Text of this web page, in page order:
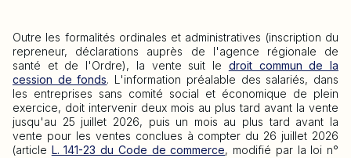
Outre les formalités ordinales et administratives (inscription du
repreneur, déclarations auprès de l'agence régionale de
santé et de l'Ordre), la vente suit le droit commun de la
cession de fonds. L'information préalable des salariés, dans
les entreprises sans comité social et économique de plein
exercice, doit intervenir deux mois au plus tard avant la vente
jusqu'au 25 juillet 2026, puis un mois au plus tard avant la
vente pour les ventes conclues à compter du 26 juillet 2026
(article L. 141-23 du Code de commerce, modifié par la loi n°